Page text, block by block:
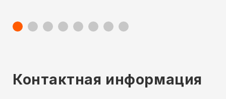
Контактная информация